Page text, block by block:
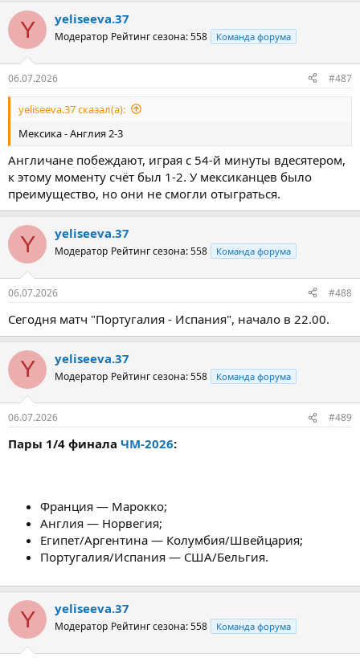
Y yeliseeva.37
Модератор Рейтинг сезона: 558 Команда форума
06.07.2026 #487
yeliseeva.37 сказал(а):
Мексика - Англия 2-3
Англичане побеждают, играя с 54-й минуты вдесятером,
к этому моменту счёт был 1-2. У мексиканцев было
преимущество, но они не смогли отыграться.
Y yeliseeva.37
Модератор Рейтинг сезона: 558 Команда форума
06.07.2026 #488
Сегодня матч "Португалия - Испания", начало в 22.00.
Y yeliseeva.37
Модератор Рейтинг сезона: 558 Команда форума
06.07.2026 #489
Пары 1/4 финала ЧМ-2026:
Франция — Марокко;
Англия — Норвегия;
Египет/Аргентина — Колумбия/Швейцария;
Португалия/Испания — США/Бельгия.
Y yeliseeva.37
Модератор Рейтинг сезона: 558 Команда форума